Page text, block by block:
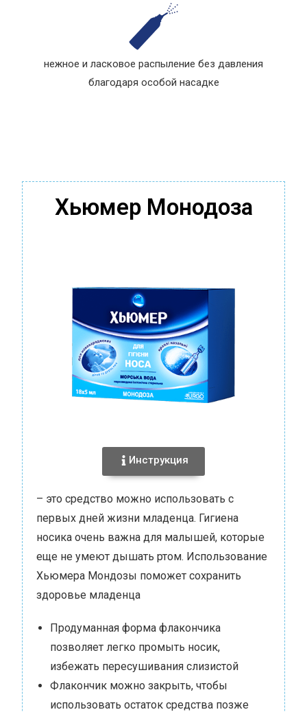
нежное и ласковое распыление без давления
благодаря особой насадке
Хьюмер Монодоза
Инструкция
– это средство можно использовать с
первых дней жизни младенца. Гигиена
носика очень важна для малышей, которые
еще не умеют дышать ртом. Использование
Хьюмера Мондозы поможет сохранить
здоровье младенца
Продуманная форма флакончика
позволяет легко промыть носик,
избежать пересушивания слизистой
Флакончик можно закрыть, чтобы
использовать остаток средства позже